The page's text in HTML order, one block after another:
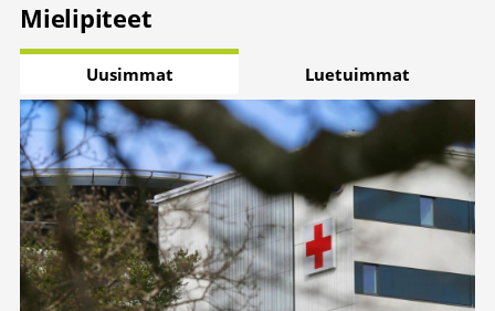
Mielipiteet
Uusimmat Luetuimmat